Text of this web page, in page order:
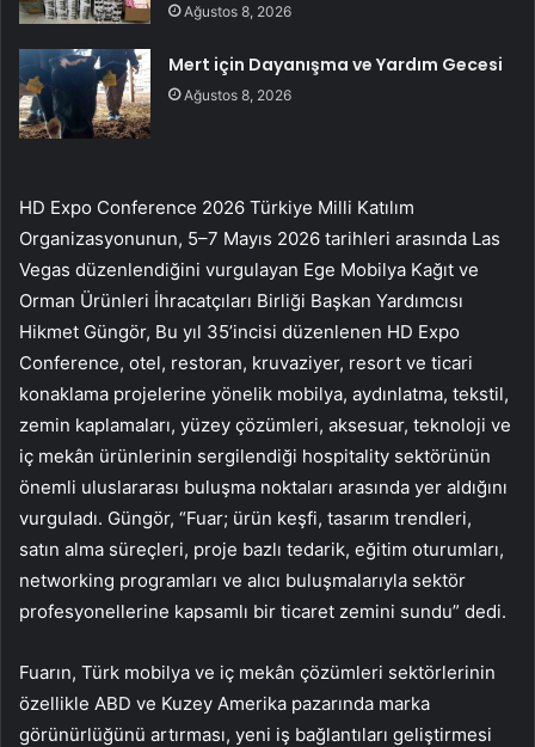
Ağustos 8, 2026
Mert için Dayanışma ve Yardım Gecesi
Ağustos 8, 2026
HD Expo Conference 2026 Türkiye Milli Katılım
Organizasyonunun, 5–7 Mayıs 2026 tarihleri arasında Las
Vegas düzenlendiğini vurgulayan Ege Mobilya Kağıt ve
Orman Ürünleri İhracatçıları Birliği Başkan Yardımcısı
Hikmet Güngör, Bu yıl 35’incisi düzenlenen HD Expo
Conference, otel, restoran, kruvaziyer, resort ve ticari
konaklama projelerine yönelik mobilya, aydınlatma, tekstil,
zemin kaplamaları, yüzey çözümleri, aksesuar, teknoloji ve
iç mekân ürünlerinin sergilendiği hospitality sektörünün
önemli uluslararası buluşma noktaları arasında yer aldığını
vurguladı. Güngör, “Fuar; ürün keşfi, tasarım trendleri,
satın alma süreçleri, proje bazlı tedarik, eğitim oturumları,
networking programları ve alıcı buluşmalarıyla sektör
profesyonellerine kapsamlı bir ticaret zemini sundu” dedi.
Fuarın, Türk mobilya ve iç mekân çözümleri sektörlerinin
özellikle ABD ve Kuzey Amerika pazarında marka
görünürlüğünü artırması, yeni iş bağlantıları geliştirmesi